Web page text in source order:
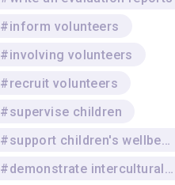
#inform volunteers
#involving volunteers
#recruit volunteers
#supervise children
#support children's wellbeing
#demonstrate intercultural competence